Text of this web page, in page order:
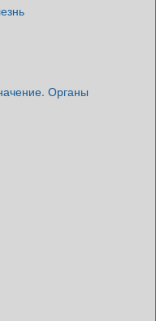
Органы